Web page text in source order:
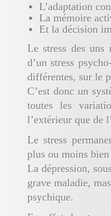
L’adaptation
La mémoire
Et la décision
Le stress des uns
d’un stress
différentes, sur le
C’est donc un
toutes les
l’extérieur que de
Le stress
plus ou moins
La dépression,
grave maladie,
psychique.